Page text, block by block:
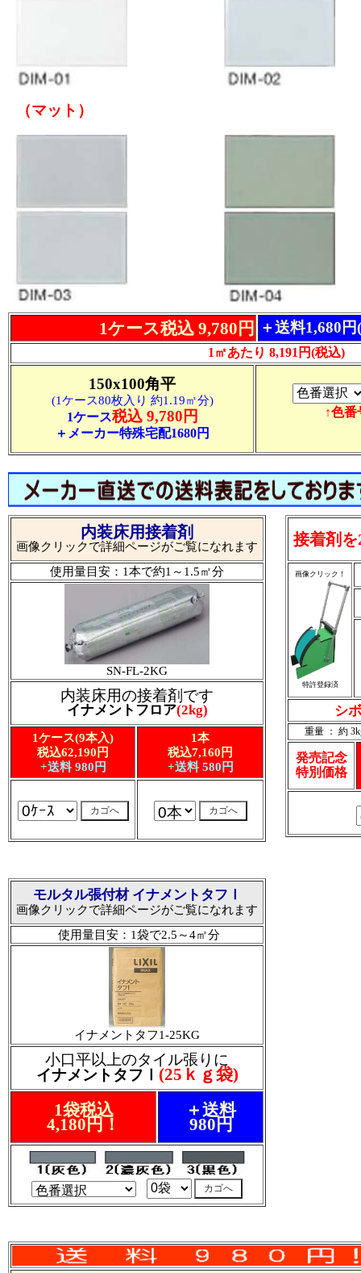
（マット）
内装床用接着剤
画像クリックで詳細ページがご覧になれます
使用量目安：1本で約1～1.5㎡分
SN-FL-2KG
内装床用の接着剤です
イナメントフロア(2kg)
1ケース(9本入)
税込62,190円
+送料 980円
1本
税込7,160円
+送料 580円
接着剤
画像クリック！
特許登録済
シ
重量 ： 約
発売記念
特別価格
モルタル張付材 イナメントタフⅠ
画像クリックで詳細ページがご覧になれます
使用量目安：1袋で2.5～4㎡分
イナメントタフ1-25KG
小口平以上のタイル張りに
イナメントタフⅠ (25ｋｇ袋)
1袋税込
4,180円！
＋送料
980円
1ケース税込 9,780円 ＋送料1,680
1㎡あたり 8,191円(税込)
150x100角平
(1ケース80枚入り 約1.19㎡分)
1ケース税込 9,780円
＋メーカー特殊宅配1680円
↑色